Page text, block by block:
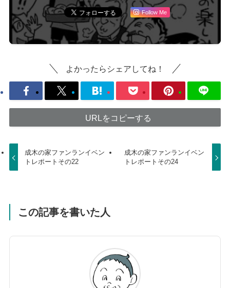
Follow Me
よかったらシェアしてね！
URLをコピーする
成木の家ファンランイベン
トレポートその22
成木の家ファンランイベン
トレポートその24
この記事を書いた人